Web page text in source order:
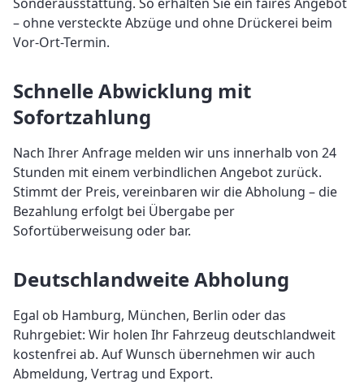
– ohne versteckte Abzüge und ohne Drückerei beim
Vor-Ort-Termin.
Schnelle Abwicklung mit
Sofortzahlung
Nach Ihrer Anfrage melden wir uns innerhalb von 24
Stunden mit einem verbindlichen Angebot zurück.
Stimmt der Preis, vereinbaren wir die Abholung – die
Bezahlung erfolgt bei Übergabe per
Sofortüberweisung oder bar.
Deutschlandweite Abholung
Egal ob Hamburg, München, Berlin oder das
Ruhrgebiet: Wir holen Ihr Fahrzeug deutschlandweit
kostenfrei ab. Auf Wunsch übernehmen wir auch
Abmeldung, Vertrag und Export.